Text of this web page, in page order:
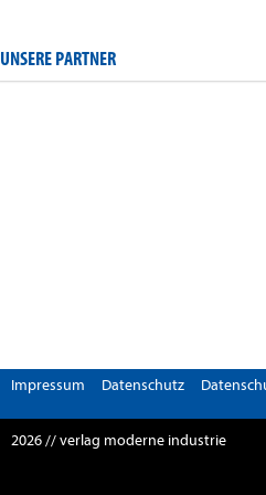
UNSERE PARTNER
Impressum Datenschutz
2026 // verlag moderne industrie